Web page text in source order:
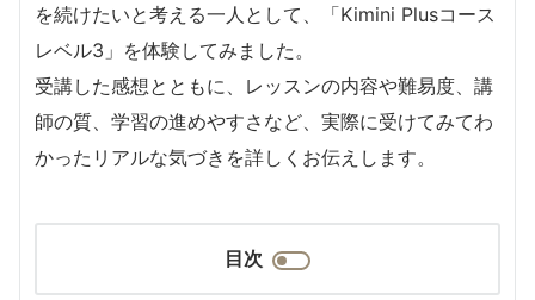
を続けたいと考える一人として、「Kimini Plusコース
レベル3」を体験してみました。
受講した感想とともに、レッスンの内容や難易度、講
師の質、学習の進めやすさなど、実際に受けてみてわ
かったリアルな気づきを詳しくお伝えします。
目次